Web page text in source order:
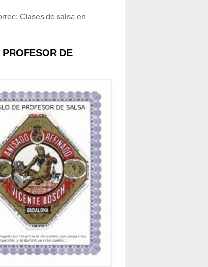
Clases de salsa en
DE